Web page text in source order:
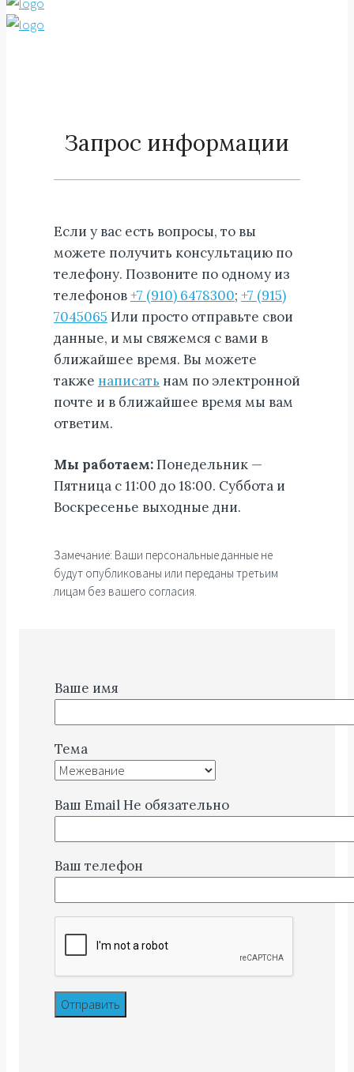
Запрос информации
Если у вас есть вопросы, то вы
можете получить консультацию по
телефону. Позвоните по одному из
телефонов+7 (910) 6478300; +7 (915)
7045065 Или просто отправьте свои
данные, и мы свяжемся с вами в
ближайшее время. Вы можете
также написать нам по электронной
почте и в ближайшее время мы вам
ответим.
Мы работаем:Понедельник —
Пятница с 11:00 до 18:00. Суббота и
Воскресенье выходные дни.
Замечание: Ваши персональные данные не
будут опубликованы или переданы третьим
лицам без вашего согласия.
Ваше имя
Тема
Ваш EmailНе обязательно
Ваш телефон